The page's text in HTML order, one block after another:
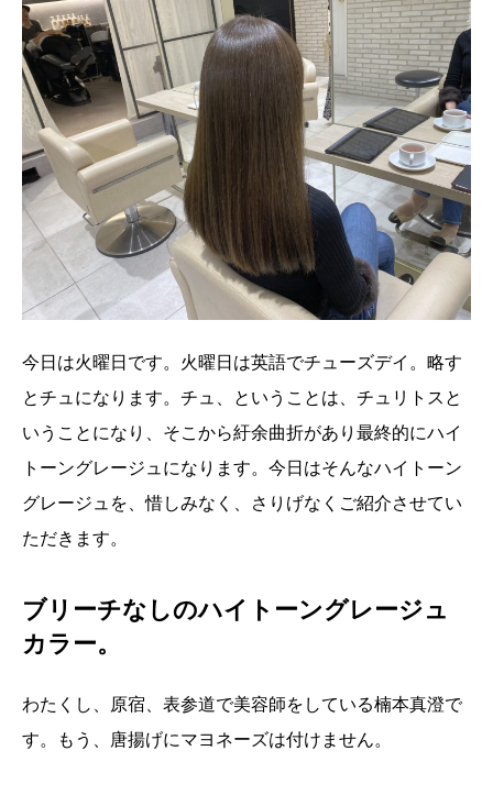
今日は火曜日です。火曜日は英語でチューズデイ。略す
とチュになります。チュ、ということは、チュリトスと
いうことになり、そこから紆余曲折があり最終的にハイ
トーングレージュになります。今日はそんなハイトーン
グレージュを、惜しみなく、さりげなくご紹介させてい
ただきます。
ブリーチなしのハイトーングレージュ
カラー。
わたくし、原宿、表参道で美容師をしている楠本真澄で
す。もう、唐揚げにマヨネーズは付けません。